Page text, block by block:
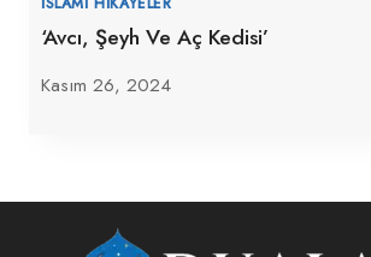
‘Avcı, Şeyh Ve Aç Kedisi’
Kasım 26, 2024